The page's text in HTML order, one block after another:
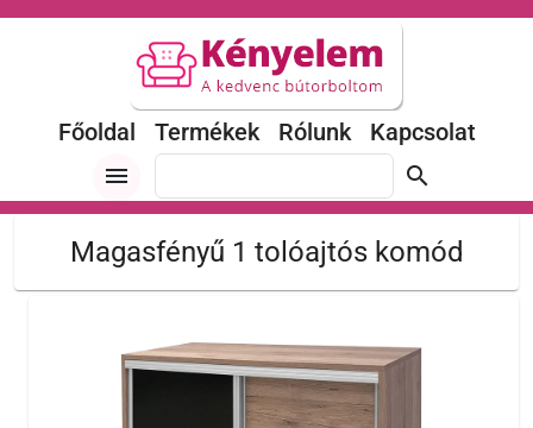
Főoldal Termékek Rólunk
Kapcsolat
menu
search
Magasfényű 1 tolóajtós komód